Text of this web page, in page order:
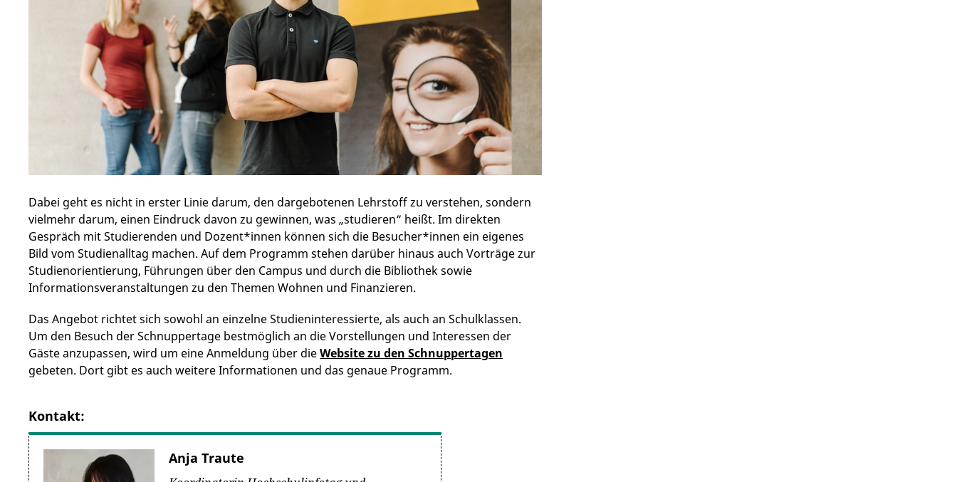
Dabei geht es nicht in erster Linie darum, den dargebotenen Lehrstoff zu verstehen, sondern
vielmehr darum, einen Eindruck davon zu gewinnen, was „studieren“ heißt. Im direkten
Gespräch mit Studierenden und Dozent*innen können sich die Besucher*innen ein eigenes
Bild vom Studienalltag machen. Auf dem Programm stehen darüber hinaus auch Vorträge zur
Studienorientierung, Führungen über den Campus und durch die Bibliothek sowie
Informationsveranstaltungen zu den Themen Wohnen und Finanzieren.
Das Angebot richtet sich sowohl an einzelne Studieninteressierte, als auch an Schulklassen.
Um den Besuch der Schnuppertage bestmöglich an die Vorstellungen und Interessen der
Gäste anzupassen, wird um eine Anmeldung über dieWebsite zu den Schnuppertagen
gebeten. Dort gibt es auch weitere Informationen und das genaue Programm.
Kontakt:
Anja Traute